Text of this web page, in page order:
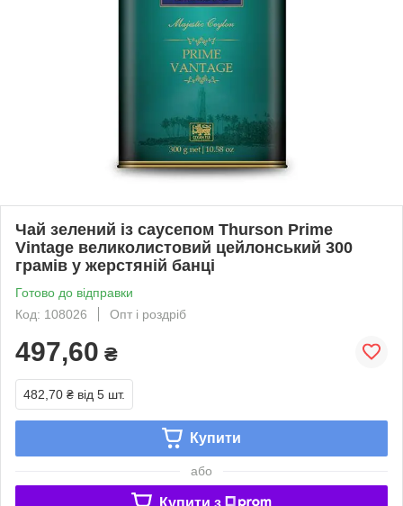
Чай зелений із саусепом Thurson Prime
Vintage великолистовий цейлонський 300
грамів у жерстяній банці
Готово до відправки
Код: 108026
Опт і роздріб
497,60 ₴
482,70 ₴ від 5 шт.
Купити
або
Купити з